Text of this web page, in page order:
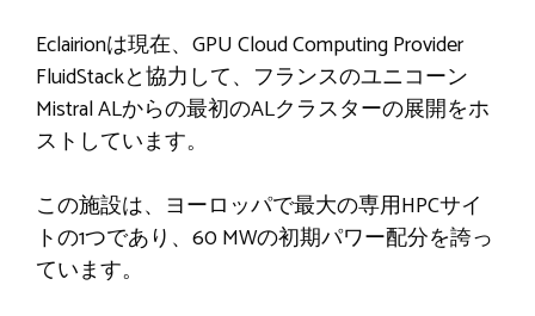
Eclairionは現在、GPU Cloud Computing Provider
FluidStackと協力して、フランスのユニコーン
Mistral ALからの最初のALクラスターの展開をホ
ストしています。
この施設は、ヨーロッパで最大の専用HPCサイ
トの1つであり、60 MWの初期パワー配分を誇っ
ています。